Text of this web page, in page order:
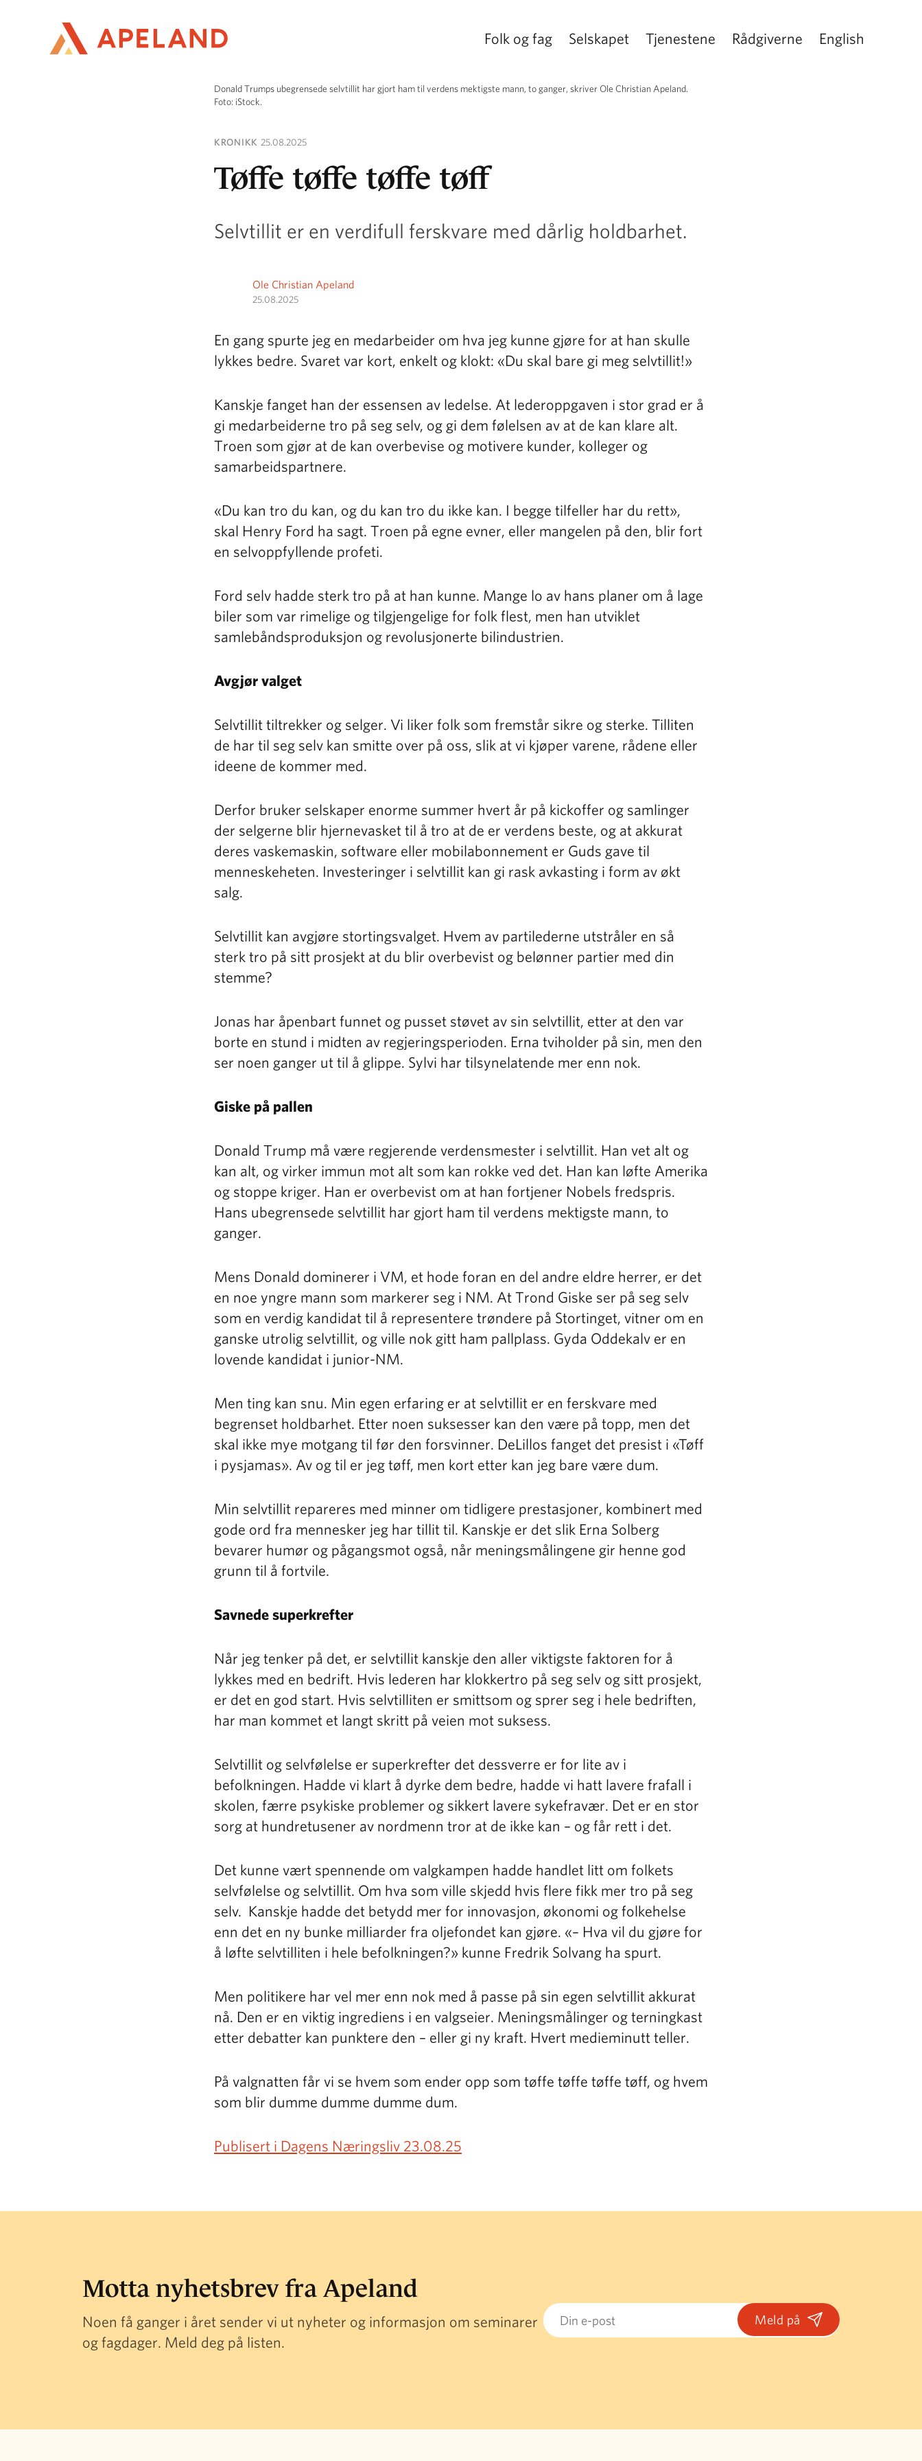
hovedinnhold
Folk og fag Selskapet Tjenestene Rådgiverne English
Donald Trumps ubegrensede selvtillit har gjort ham til verdens mektigste mann, to ganger, skriver Ole Christian Apeland.
Foto: iStock.
KRONIKK 25.08.2025
Tøffe tøffe tøffe tøff
Selvtillit er en verdifull ferskvare med dårlig holdbarhet.
Ole Christian Apeland
25.08.2025
En gang spurte jeg en medarbeider om hva jeg kunne gjøre for at han skulle
lykkes bedre. Svaret var kort, enkelt og klokt: «Du skal bare gi meg selvtillit!»
Kanskje fanget han der essensen av ledelse. At lederoppgaven i stor grad er å
gi medarbeiderne tro på seg selv, og gi dem følelsen av at de kan klare alt.
Troen som gjør at de kan overbevise og motivere kunder, kolleger og
samarbeidspartnere.
«Du kan tro du kan, og du kan tro du ikke kan. I begge tilfeller har du rett»,
skal Henry Ford ha sagt. Troen på egne evner, eller mangelen på den, blir fort
en selvoppfyllende profeti.
Ford selv hadde sterk tro på at han kunne. Mange lo av hans planer om å lage
biler som var rimelige og tilgjengelige for folk flest, men han utviklet
samlebåndsproduksjon og revolusjonerte bilindustrien.
Avgjør valget
Selvtillit tiltrekker og selger. Vi liker folk som fremstår sikre og sterke. Tilliten
de har til seg selv kan smitte over på oss, slik at vi kjøper varene, rådene eller
ideene de kommer med.
Derfor bruker selskaper enorme summer hvert år på kickoffer og samlinger
der selgerne blir hjernevasket til å tro at de er verdens beste, og at akkurat
deres vaskemaskin, software eller mobilabonnement er Guds gave til
menneskeheten. Investeringer i selvtillit kan gi rask avkasting i form av økt
salg.
Selvtillit kan avgjøre stortingsvalget. Hvem av partilederne utstråler en så
sterk tro på sitt prosjekt at du blir overbevist og belønner partier med din
stemme?
Jonas har åpenbart funnet og pusset støvet av sin selvtillit, etter at den var
borte en stund i midten av regjeringsperioden. Erna tviholder på sin, men den
ser noen ganger ut til å glippe. Sylvi har tilsynelatende mer enn nok.
Giske på pallen
Donald Trump må være regjerende verdensmester i selvtillit. Han vet alt og
kan alt, og virker immun mot alt som kan rokke ved det. Han kan løfte Amerika
og stoppe kriger. Han er overbevist om at han fortjener Nobels fredspris.
Hans ubegrensede selvtillit har gjort ham til verdens mektigste mann, to
ganger.
Mens Donald dominerer i VM, et hode foran en del andre eldre herrer, er det
en noe yngre mann som markerer seg i NM. At Trond Giske ser på seg selv
som en verdig kandidat til å representere trøndere på Stortinget, vitner om en
ganske utrolig selvtillit, og ville nok gitt ham pallplass. Gyda Oddekalv er en
lovende kandidat i junior-NM.
Men ting kan snu. Min egen erfaring er at selvtillit er en ferskvare med
begrenset holdbarhet. Etter noen suksesser kan den være på topp, men det
skal ikke mye motgang til før den forsvinner. DeLillos fanget det presist i «Tøff
i pysjamas». Av og til er jeg tøff, men kort etter kan jeg bare være dum.
Min selvtillit repareres med minner om tidligere prestasjoner, kombinert med
gode ord fra mennesker jeg har tillit til. Kanskje er det slik Erna Solberg
bevarer humør og pågangsmot også, når meningsmålingene gir henne god
grunn til å fortvile.
Savnede superkrefter
Når jeg tenker på det, er selvtillit kanskje den aller viktigste faktoren for å
lykkes med en bedrift. Hvis lederen har klokkertro på seg selv og sitt prosjekt,
er det en god start. Hvis selvtilliten er smittsom og sprer seg i hele bedriften,
har man kommet et langt skritt på veien mot suksess.
Selvtillit og selvfølelse er superkrefter det dessverre er for lite av i
befolkningen. Hadde vi klart å dyrke dem bedre, hadde vi hatt lavere frafall i
skolen, færre psykiske problemer og sikkert lavere sykefravær. Det er en stor
sorg at hundretusener av nordmenn tror at de ikke kan – og får rett i det.
Det kunne vært spennende om valgkampen hadde handlet litt om folkets
selvfølelse og selvtillit. Om hva som ville skjedd hvis flere fikk mer tro på seg
selv. Kanskje hadde det betydd mer for innovasjon, økonomi og folkehelse
enn det en ny bunke milliarder fra oljefondet kan gjøre. «– Hva vil du gjøre for
å løfte selvtilliten i hele befolkningen?» kunne Fredrik Solvang ha spurt.
Men politikere har vel mer enn nok med å passe på sin egen selvtillit akkurat
nå. Den er en viktig ingrediens i en valgseier. Meningsmålinger og terningkast
etter debatter kan punktere den – eller gi ny kraft. Hvert medieminutt teller.
På valgnatten får vi se hvem som ender opp som tøffe tøffe tøffe tøff, og hvem
som blir dumme dumme dumme dum.
Publisert i Dagens Næringsliv 23.08.25
Motta nyhetsbrev fra Apeland
Noen få ganger i året sender vi ut nyheter og informasjon om seminarer
og fagdager. Meld deg på listen.
Email